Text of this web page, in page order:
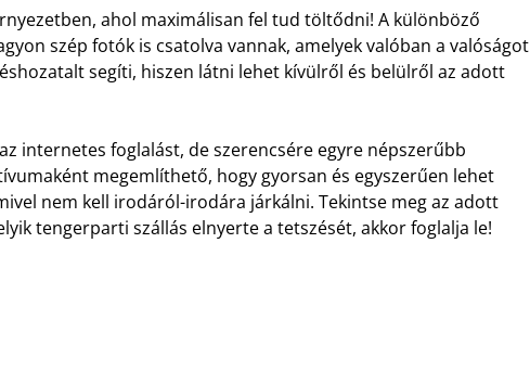
ahol maximálisan fel tud töltődni! A különböző
szép fotók is csatolva vannak, amelyek valóban a valóságot
segíti, hiszen látni lehet kívülről és belülről az adott
internetes foglalást, de szerencsére egyre népszerűbb
megemlíthető, hogy gyorsan és egyszerűen lehet
nem kell irodáról-irodára járkálni. Tekintse meg az adott
tengerparti szállás elnyerte a tetszését, akkor foglalja le!